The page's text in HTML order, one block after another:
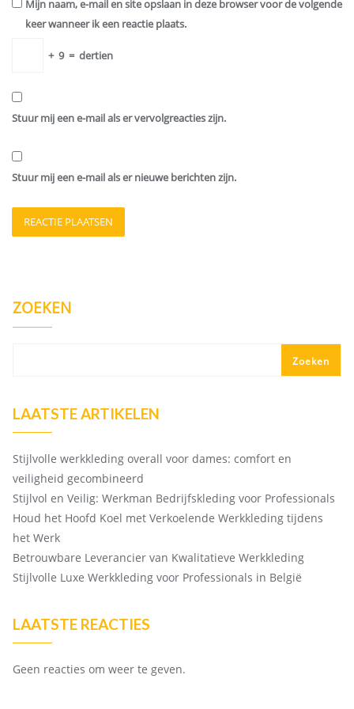
Mijn naam, e-mail en site opslaan in deze browser voor de volgende
keer wanneer ik een reactie plaats.
+ 9 = dertien
Stuur mij een e-mail als er vervolgreacties zijn.
Stuur mij een e-mail als er nieuwe berichten zijn.
ZOEKEN
Zoeken
LAATSTE ARTIKELEN
Stijlvolle werkkleding overall voor dames: comfort en
veiligheid gecombineerd
Stijlvol en Veilig: Werkman Bedrijfskleding voor Professionals
Houd het Hoofd Koel met Verkoelende Werkkleding tijdens
het Werk
Betrouwbare Leverancier van Kwalitatieve Werkkleding
Stijlvolle Luxe Werkkleding voor Professionals in België
LAATSTE REACTIES
Geen reacties om weer te geven.